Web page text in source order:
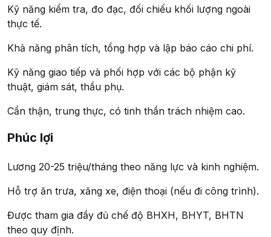
Kỹ năng kiểm tra, đo đạc, đối chiếu khối lượng ngoài
thực tế.
Khả năng phân tích, tổng hợp và lập báo cáo chi phí.
Kỹ năng giao tiếp và phối hợp với các bộ phận kỹ
thuật, giám sát, thầu phụ.
Cẩn thận, trung thực, có tinh thần trách nhiệm cao.
Phúc lợi
Lương 20-25 triệu/tháng theo năng lực và kinh nghiệm.
Hỗ trợ ăn trưa, xăng xe, điện thoại (nếu đi công trình).
Được tham gia đầy đủ chế độ BHXH, BHYT, BHTN
theo quy định.